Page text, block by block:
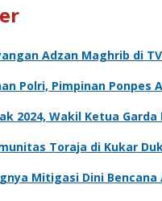
Adzan Maghrib di
Polri, Pimpinan
2024, Wakil Ketua
Toraja di Kukar
Mitigasi Dini